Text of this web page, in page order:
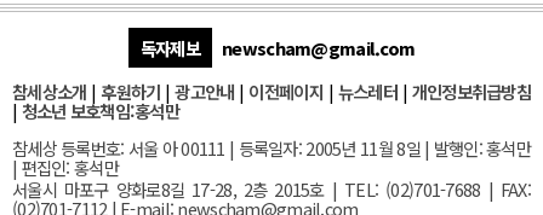
독자제보
newscham@gmail.com
참세상소개 | 후원하기 |광고안내 | 이전페이지 | 뉴스레터| 개인정보취급방침
| 청소년 보호책임:홍석만
참세상 등록번호: 서울 아 00111 | 등록일자: 2005년 11월 8일 | 발행인: 홍석만
| 편집인: 홍석만
서울시 마포구 양화로8길 17-28, 2층 2015호| TEL: (02)701-7688 | FAX:
(02)701-7112 | E-mail:newscham@gmail.com